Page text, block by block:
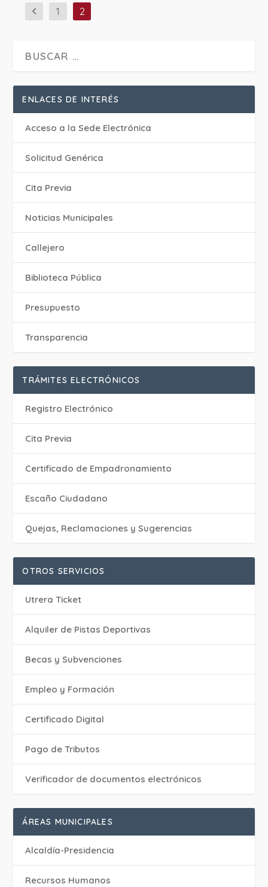
1 2
ENLACES DE INTERÉS
Acceso a la Sede Electrónica
Solicitud Genérica
Cita Previa
‎Noticias Municipales
Callejero
Biblioteca Pública
Presupuesto
Transparencia
TRÁMITES ELECTRÓNICOS
Registro Electrónico
Cita Previa
Certificado de Empadronamiento
Escaño Ciudadano
Quejas, Reclamaciones y Sugerencias
OTROS SERVICIOS
Utrera Ticket
Alquiler de Pistas Deportivas
Becas y Subvenciones
Empleo y Formación
Certificado Digital
Pago de Tributos
Verificador de documentos electrónicos
ÁREAS MUNICIPALES
Alcaldía-Presidencia
Recursos Humanos